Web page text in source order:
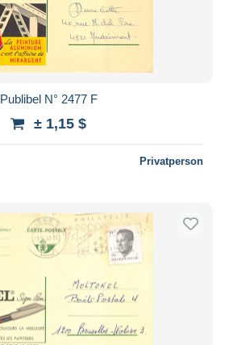
Publibel N° 2477 F
± 1,15 $
Privatperson